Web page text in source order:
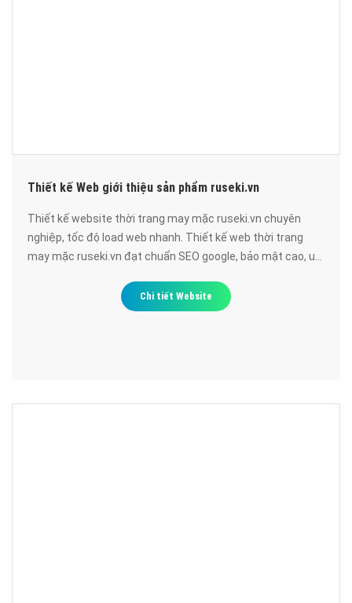
Thiết kế Web giới thiệu sản phẩm ruseki.vn
Thiết kế website thời trang may mặc ruseki.vn chuyên
nghiệp, tốc độ load web nhanh. Thiết kế web thời trang
may mặc ruseki.vn đạt chuẩn SEO google, bảo mật cao, uy
Chi tiết Website